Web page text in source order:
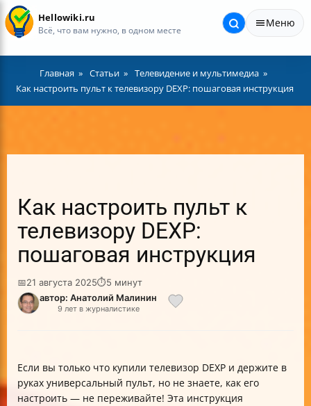
Hellowiki.ru
Всё, что вам нужно, в одном месте
Меню
Главная Статьи
Телевидение и мультимедиа
Как настроить пульт к телевизору DEXP: пошаговая инструкция
Как настроить пульт к
телевизору DEXP:
пошаговая инструкция
📅21 августа 2025⏱5 минут
автор: Анатолий Малинин
9 лет в журналистике
Если вы только что купили телевизор DEXP и держите в
руках универсальный пульт, но не знаете, как его
настроить — не переживайте! Эта инструкция